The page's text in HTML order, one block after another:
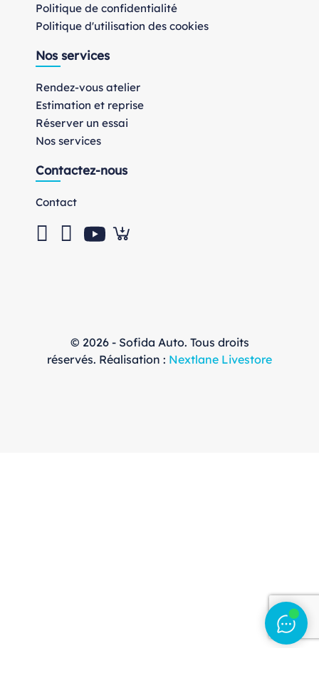
Politique de confidentialité
Politique d'utilisation des cookies
Nos services
Rendez-vous atelier
Estimation et reprise
Réserver un essai
Nos services
Contactez-nous
Contact
© 2026 - Sofida Auto. Tous droits
réservés. Réalisation : Nextlane Livestore